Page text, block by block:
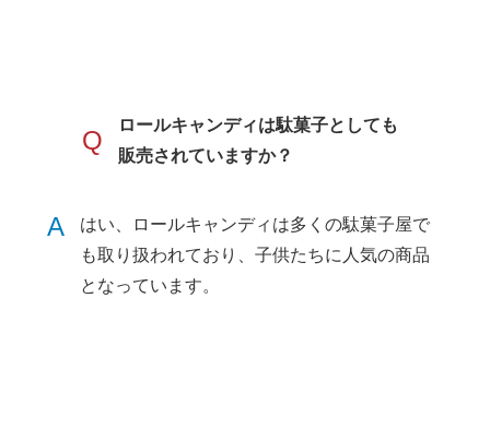
Q
ロールキャンディは駄菓子としても
販売されていますか？
A
はい、ロールキャンディは多くの駄菓子屋で
も取り扱われており、子供たちに人気の商品
となっています。